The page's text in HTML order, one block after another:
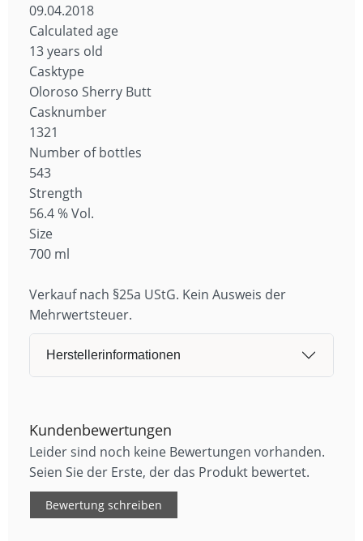
09.04.2018
Calculated age
13 years old
Casktype
Oloroso Sherry Butt
Casknumber
1321
Number of bottles
543
Strength
56.4 % Vol.
Size
700 ml
Verkauf nach §25a UStG. Kein Ausweis der
Mehrwertsteuer.
Herstellerinformationen
Kundenbewertungen
Leider sind noch keine Bewertungen vorhanden.
Seien Sie der Erste, der das Produkt bewertet.
Bewertung schreiben